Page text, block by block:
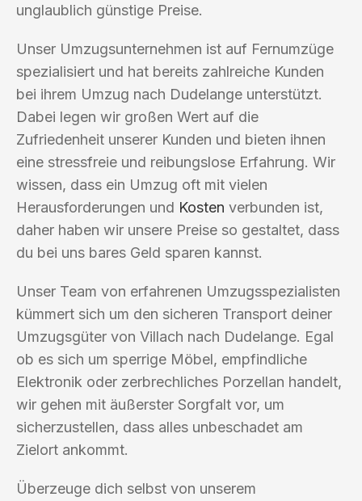
unglaublich günstige Preise.
Unser Umzugsunternehmen ist auf Fernumzüge
spezialisiert und hat bereits zahlreiche Kunden
bei ihrem Umzug nach Dudelange unterstützt.
Dabei legen wir großen Wert auf die
Zufriedenheit unserer Kunden und bieten ihnen
eine stressfreie und reibungslose Erfahrung. Wir
wissen, dass ein Umzug oft mit vielen
Herausforderungen und Kosten verbunden ist,
daher haben wir unsere Preise so gestaltet, dass
du bei uns bares Geld sparen kannst.
Unser Team von erfahrenen Umzugsspezialisten
kümmert sich um den sicheren Transport deiner
Umzugsgüter von Villach nach Dudelange. Egal
ob es sich um sperrige Möbel, empfindliche
Elektronik oder zerbrechliches Porzellan handelt,
wir gehen mit äußerster Sorgfalt vor, um
sicherzustellen, dass alles unbeschadet am
Zielort ankommt.
Überzeuge dich selbst von unserem